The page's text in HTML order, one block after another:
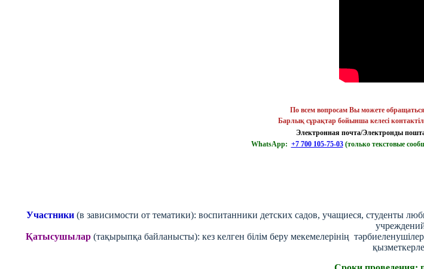
По всем вопросам Вы можете
Барлық сұрақтар бойынша келесі
Электронная почта/Электронды
WhatsApp: +7 700 105-75-03(только текстовые
Участники (в зависимости от тематики): воспитанники детских садов, учащиеся, студенты
Қатысушылар(тақырыпқа байланысты): кез келген білім беру мекемелерінің